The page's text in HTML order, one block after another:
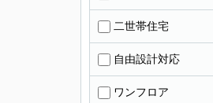
二世帯住宅
自由設計対応
ワンフロア